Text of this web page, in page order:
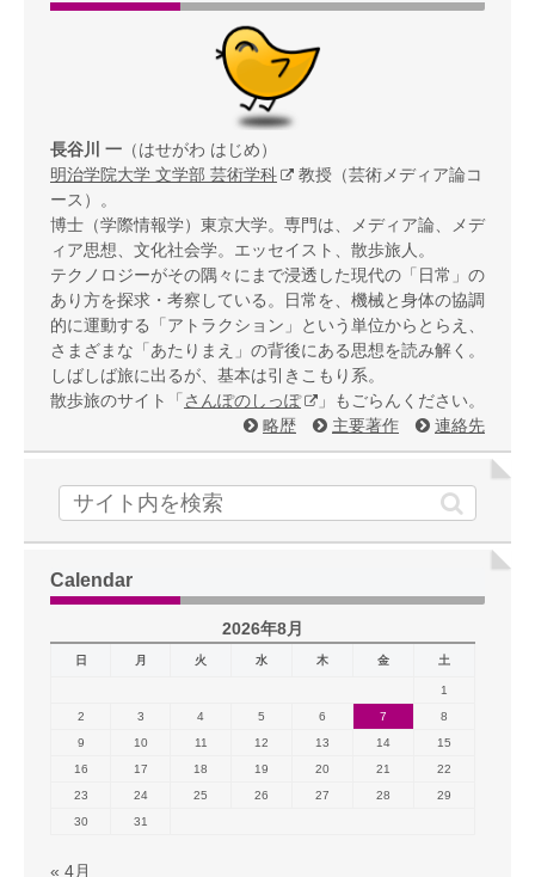
長谷川 一 （はせがわ はじめ）
明治学院大学 文学部 芸術学科
教授（芸術メディア論コ
ース）。
博士（学際情報学）東京大学。専門は、メディア論、メデ
ィア思想、文化社会学。エッセイスト、散歩旅人。
テクノロジーがその隅々にまで浸透した現代の「日常」の
あり方を探求・考察している。日常を、機械と身体の協調
的に運動する「アトラクション」という単位からとらえ、
さまざまな「あたりまえ」の背後にある思想を読み解く。
しばしば旅に出るが、基本は引きこもり系。
散歩旅のサイト「 さんぽのしっぽ
」もごらんください。
略歴
主要著作 連絡先
Calendar
2026年8月
日 月 火 水 木 金 土
1
2
3 4 5 6 7
8
9
10 11 12 13 14
15
16
17 18 19 20 21
22
23
24 25 26 27 28
29
30
31
« 4月